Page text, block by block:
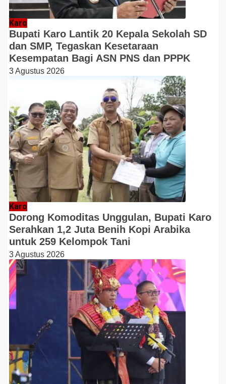
Karo
Bupati Karo Lantik 20 Kepala Sekolah SD
dan SMP, Tegaskan Kesetaraan
Kesempatan Bagi ASN PNS dan PPPK
3 Agustus 2026
Karo
Dorong Komoditas Unggulan, Bupati Karo
Serahkan 1,2 Juta Benih Kopi Arabika
untuk 259 Kelompok Tani
3 Agustus 2026